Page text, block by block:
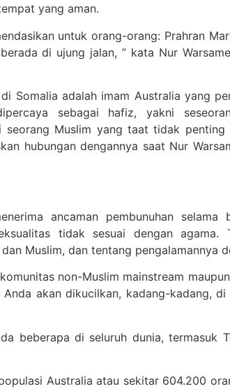
yang aman.
untuk orang-orang: Prahran
di ujung jalan, ” kata Nur
Somalia adalah imam Australia yang
sebagai hafiz, yakni
seorang Muslim yang taat tidak
hubungan dengannya saat Nur
ancaman pembunuhan
tidak sesuai dengan
Muslim, dan tentang pengalamannya
non-Muslim mainstream
akan dikucilkan, kadang-kadang,
beberapa di seluruh dunia, termasuk
Australia atau sekitar 604.200